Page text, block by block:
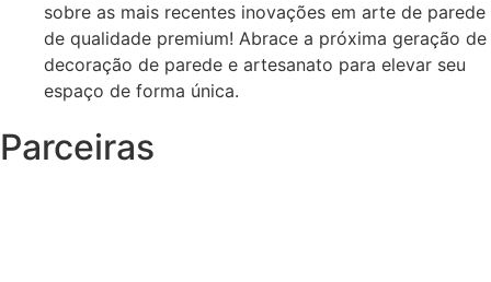
sobre as mais recentes inovações em arte de parede
de qualidade premium! Abrace a próxima geração de
decoração de parede e artesanato para elevar seu
espaço de forma única.
Parceiras